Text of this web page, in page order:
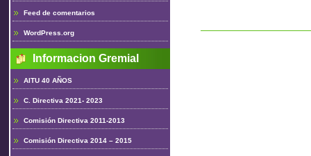
Feed de comentarios
WordPress.org
Informacion Gremial
AITU 40 AÑOS
C. Directiva 2021- 2023
Comisión Directiva 2011-2013
Comisión Directiva 2014 – 2015